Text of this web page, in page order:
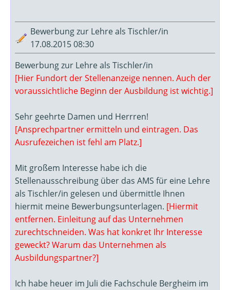
Bewerbung zur Lehre als Tischler/in
17.08.2015 08:30
Bewerbung zur Lehre als Tischler/in
[Hier Fundort der Stellenanzeige nennen. Auch der
voraussichtliche Beginn der Ausbildung ist wichtig.]
Sehr geehrte Damen und Herrren!
[Ansprechpartner ermitteln und eintragen. Das
Ausrufezeichen ist fehl am Platz.]
Mit großem Interesse habe ich die
Stellenausschreibung über das AMS für eine Lehre
als Tischler/in gelesen und übermittle Ihnen
hiermit meine Bewerbungsunterlagen. [Hiermit
entfernen. Einleitung auf das Unternehmen
zurechtschneiden. Was hat konkret Ihr Interesse
geweckt? Warum das Unternehmen als
Ausbildungspartner?]
Ich habe heuer im Juli die Fachschule Bergheim im